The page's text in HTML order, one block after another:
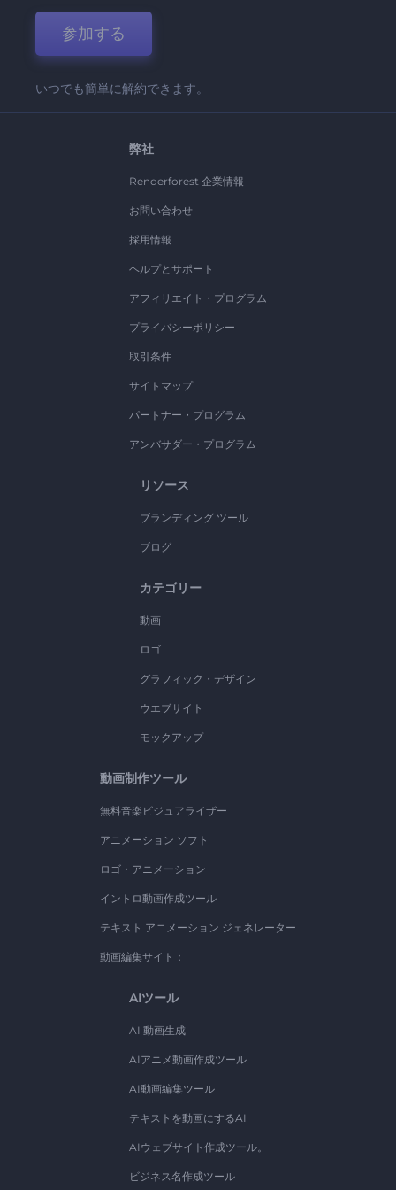
参加する
いつでも簡単に解約できます。
弊社
Renderforest 企業情報
お問い合わせ
採用情報
ヘルプとサポート
アフィリエイト・プログラム
プライバシーポリシー
取引条件
サイトマップ
パートナー・プログラム
アンバサダー・プログラム
リソース
ブランディング ツール
ブログ
カテゴリー
動画
ロゴ
グラフィック・デザイン
ウエブサイト
モックアップ
動画制作ツール
無料音楽ビジュアライザー
アニメーション ソフト
ロゴ・アニメーション
イントロ動画作成ツール
テキスト アニメーション ジェネレーター
動画編集サイト：
AIツール
AI 動画生成
AIアニメ動画作成ツール
AI動画編集ツール
テキストを動画にするAI
AIウェブサイト作成ツール。
ビジネス名作成ツール